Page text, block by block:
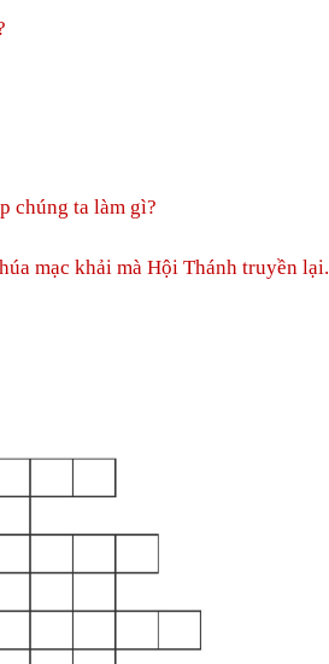
chúng ta làm gì?
mạc khải mà Hội Thánh truyền lại.